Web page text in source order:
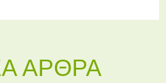
ΆΡΘΡΑ